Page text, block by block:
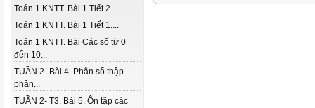
Toán 1 KNTT. Bài 1 Tiết 2....
Toán 1 KNTT. Bài 1 Tiết 1....
Toán 1 KNTT. Bài Các số từ 0
đến 10...
TUẦN 2- Bài 4. Phân số thập
phân...
TUẦN 2- T3. Bài 5. Ôn tập các